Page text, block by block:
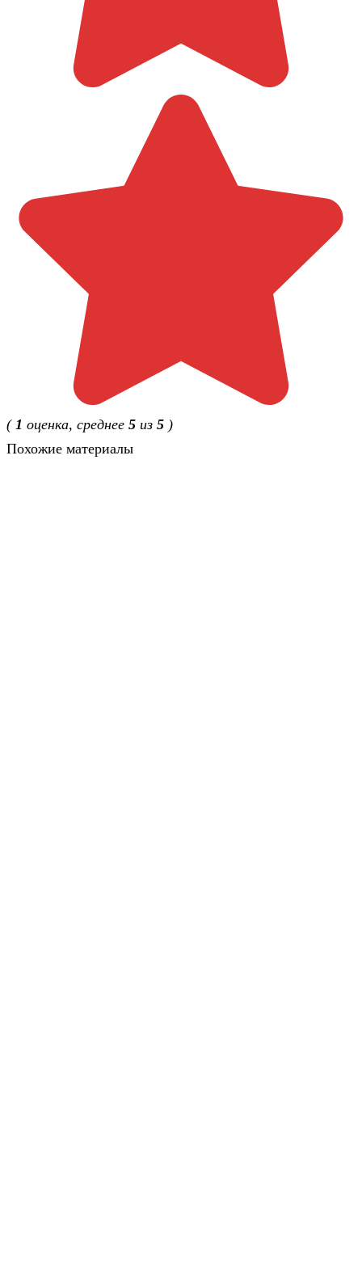
( 1 оценка, среднее 5 из 5 )
Похожие материалы